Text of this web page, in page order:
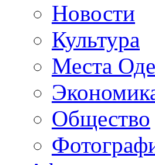
Новости
Культура
Места
Общество